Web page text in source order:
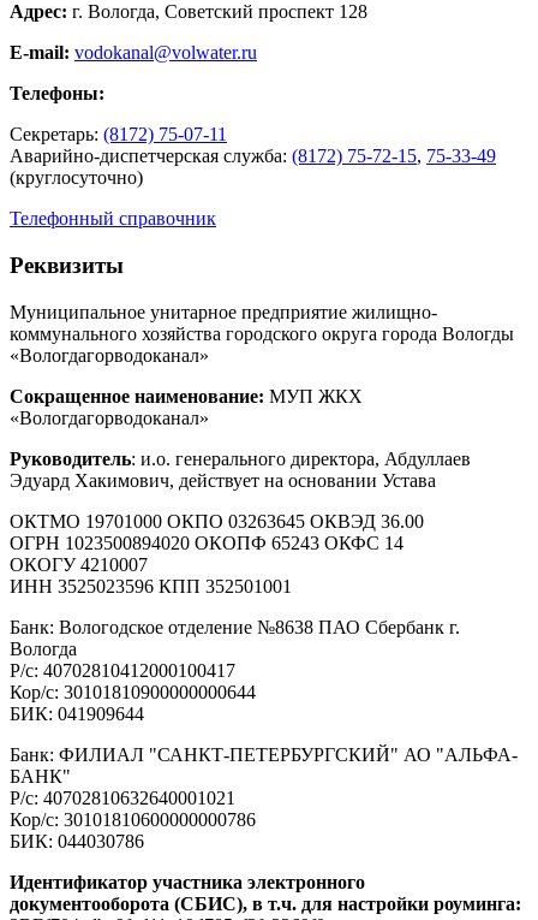
Адрес: г. Вологда, Советский проспект 128
E-mail: vodokanal@volwater.ru
Телефоны:
Секретарь: (8172) 75-07-11
Аварийно-диспетчерская служба: (8172) 75-72-15, 75-33-49
(круглосуточно)
Телефонный справочник
Реквизиты
Муниципальное унитарное предприятие жилищно-
коммунального хозяйства городского округа города Вологды
«Вологдагорводоканал»
Сокращенное наименование: МУП ЖКХ
«Вологдагорводоканал»
Руководитель: и.о. генерального директора, Абдуллаев
Эдуард Хакимович, действует на основании Устава
ОКТМО 19701000 ОКПО 03263645 ОКВЭД 36.00
ОГРН 1023500894020 ОКОПФ 65243 ОКФС 14
ОКОГУ 4210007
ИНН 3525023596 КПП 352501001
Банк: Вологодское отделение №8638 ПАО Сбербанк г.
Вологда
Р/с: 40702810412000100417
Кор/с: 30101810900000000644
БИК: 041909644
Банк: ФИЛИАЛ "САНКТ-ПЕТЕРБУРГСКИЙ" АО "АЛЬФА-
БАНК"
Р/с: 40702810632640001021
Кор/с: 30101810600000000786
БИК: 044030786
Идентификатор участника электронного
документооборота (СБИС), в т.ч. для настройки роуминга: